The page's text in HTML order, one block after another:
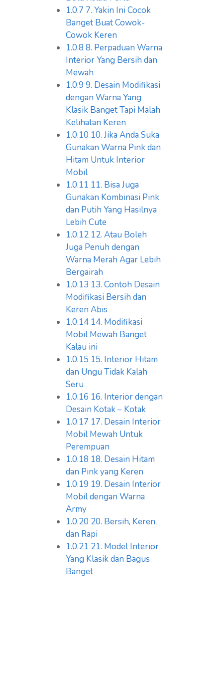
1.0.7 7. Yakin Ini Cocok
Banget Buat Cowok-
Cowok Keren
1.0.8 8. Perpaduan Warna
Interior Yang Bersih dan
Mewah
1.0.9 9. Desain Modifikasi
dengan Warna Yang
Klasik Banget Tapi Malah
Kelihatan Keren
1.0.10 10. Jika Anda Suka
Gunakan Warna Pink dan
Hitam Untuk Interior
Mobil
1.0.11 11. Bisa Juga
Gunakan Kombinasi Pink
dan Putih Yang Hasilnya
Lebih Cute
1.0.12 12. Atau Boleh
Juga Penuh dengan
Warna Merah Agar Lebih
Bergairah
1.0.13 13. Contoh Desain
Modifikasi Bersih dan
Keren Abis
1.0.14 14. Modifikasi
Mobil Mewah Banget
Kalau ini
1.0.15 15. Interior Hitam
dan Ungu Tidak Kalah
Seru
1.0.16 16. Interior dengan
Desain Kotak – Kotak
1.0.17 17. Desain Interior
Mobil Mewah Untuk
Perempuan
1.0.18 18. Desain Hitam
dan Pink yang Keren
1.0.19 19. Desain Interior
Mobil dengan Warna
Army
1.0.20 20. Bersih, Keren,
dan Rapi
1.0.21 21. Model Interior
Yang Klasik dan Bagus
Banget